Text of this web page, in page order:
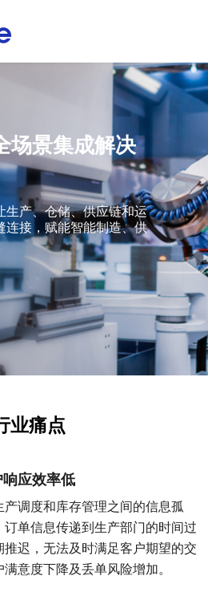
行业解决方案
零售行业
汽车与零部件
电子半导体
能源行业
物流行业
保险行业
通用解决方案
API 集成与管理
EDI/B2B
企业服务总线ESB
供应链集成
星合智联
集成平台与工具
webMethods
Boomi
MuleSoft
TongESB
SwiftInt
健康空间
W-Space
织维AI工坊
服务支持
应用集成服务
套装软件服务
专业运维服务
客户案例
客户名录
案例赏析
新闻动态
公司动态
行业资讯
关于我们
公司简介
荣誉资质
合作伙伴
人才招聘
联系我们
场景集成解决
生产、仓储、供应链和运
连接，赋能智能制造、供
业痛点
应效率低
调度和库存管理之间的信息孤
订单信息传递到生产部门的时间过
迟，无法及时满足客户期望的交
意度下降及丢单风险增加。